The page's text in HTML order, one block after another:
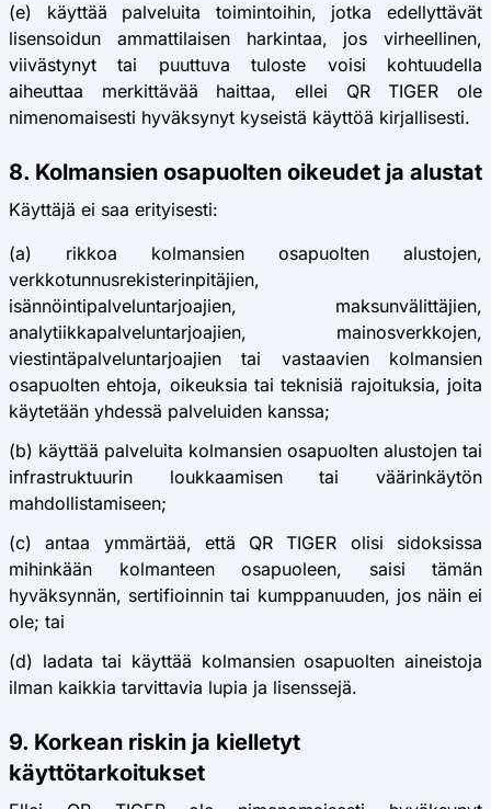
(e) käyttää palveluita toimintoihin, jotka edellyttävät
lisensoidun ammattilaisen harkintaa, jos virheellinen,
viivästynyt tai puuttuva tuloste voisi kohtuudella
aiheuttaa merkittävää haittaa, ellei QR TIGER ole
nimenomaisesti hyväksynyt kyseistä käyttöä kirjallisesti.
8. Kolmansien osapuolten oikeudet ja alustat
Käyttäjä ei saa erityisesti:
(a) rikkoa kolmansien osapuolten alustojen,
verkkotunnusrekisterinpitäjien,
isännöintipalveluntarjoajien, maksunvälittäjien,
analytiikkapalveluntarjoajien, mainosverkkojen,
viestintäpalveluntarjoajien tai vastaavien kolmansien
osapuolten ehtoja, oikeuksia tai teknisiä rajoituksia, joita
käytetään yhdessä palveluiden kanssa;
(b) käyttää palveluita kolmansien osapuolten alustojen tai
infrastruktuurin loukkaamisen tai väärinkäytön
mahdollistamiseen;
(c) antaa ymmärtää, että QR TIGER olisi sidoksissa
mihinkään kolmanteen osapuoleen, saisi tämän
hyväksynnän, sertifioinnin tai kumppanuuden, jos näin ei
ole; tai
(d) ladata tai käyttää kolmansien osapuolten aineistoja
ilman kaikkia tarvittavia lupia ja lisenssejä.
9. Korkean riskin ja kielletyt
käyttötarkoitukset